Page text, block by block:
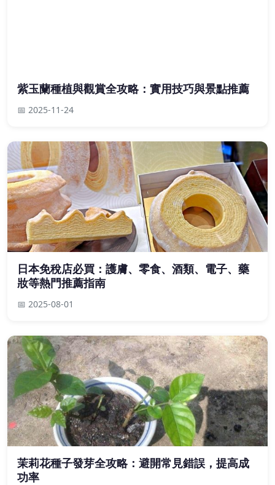
紫玉蘭種植與觀賞全攻略：實用技巧與景點推薦
📅 2025-11-24
日本免稅店必買：護膚、零食、酒類、電子、藥
妝等熱門推薦指南
📅 2025-08-01
茉莉花種子發芽全攻略：避開常見錯誤，提高成
功率